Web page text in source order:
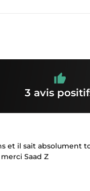
3 avis
et il sait
Saad Z